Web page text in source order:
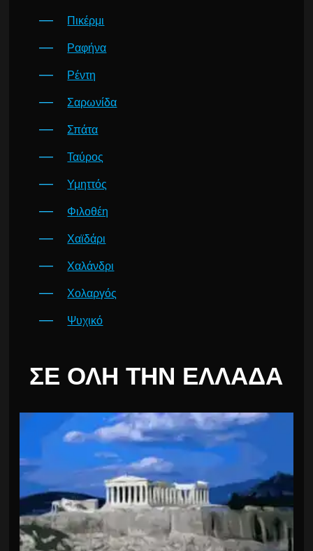
Πικέρμι
Ραφήνα
Ρέντη
Σαρωνίδα
Σπάτα
Ταύρος
Υμηττός
Φιλοθέη
Χαϊδάρι
Χαλάνδρι
Χολαργός
Ψυχικό
ΣΕ ΌΛΗ ΤΗΝ ΕΛΛΆΔΑ